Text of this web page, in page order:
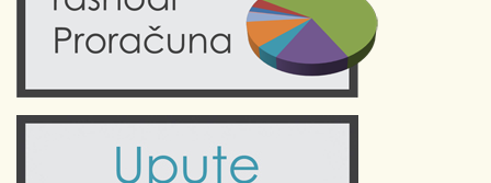
Obrazovanje
Komunalne usluge
Civilni sektor (arhiva udruga)
Kalendar događanja
Turistička zajednica otoka Krka